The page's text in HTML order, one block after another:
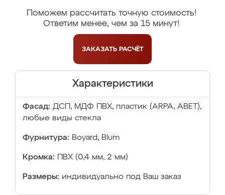
Поможем рассчитать точную стоимость!
Ответим менее, чем за 15 минут!
ЗАКАЗАТЬ РАСЧЁТ
Характеристики
Фасад: ДСП, МДФ ПВХ, пластик (ARPA, ABET),
любые виды стекла
Фурнитура: Boyard, Blum
Кромка: ПВХ (0,4 мм, 2 мм)
Размеры: индивидуально под Ваш заказ